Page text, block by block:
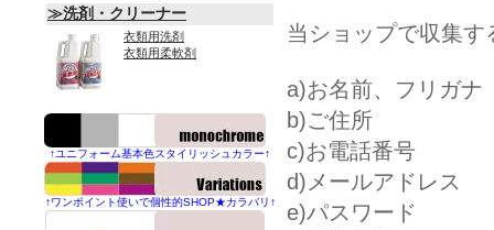
当ショップで収集
a)お名前、フリガナ
b)ご住所
c)お電話番号
d)メールアドレス
e)パスワード
≫洗剤・クリーナー
衣類用洗剤
衣類用柔軟剤
↑ユニフォーム基本色スタイリッシュカラー↑
↑ワンポイント使いで個性的SHOP★カラバリ↑